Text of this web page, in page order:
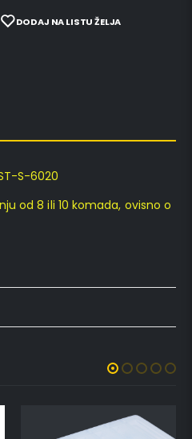
DODAJ NA LISTU ŽELJA
S-6020
od 8 ili 10 komada, ovisno o